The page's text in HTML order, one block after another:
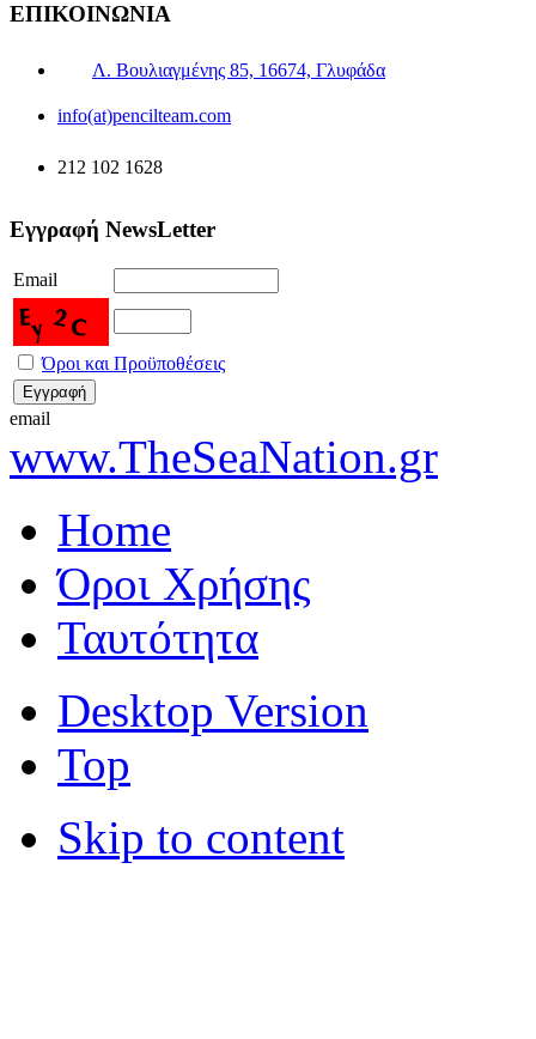
ΕΠΙΚΟΙΝΩΝΙΑ
Λ. Βουλιαγμένης 85, 16674, Γλυφάδα
info(at)pencilteam.com
212 102 1628
Εγγραφή NewsLetter
Email
Όροι και Προϋποθέσεις
email
www.TheSeaNation.gr
Home
Όροι Χρήσης
Ταυτότητα
Desktop Version
Top
Skip to content